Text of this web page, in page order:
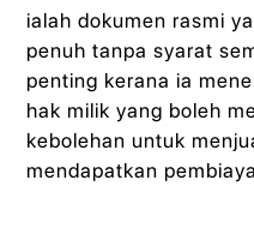
ialah dokumen rasmi
penuh tanpa syarat
penting kerana ia
hak milik yang boleh
kebolehan untuk
mendapatkan